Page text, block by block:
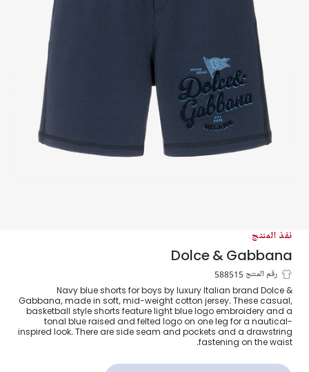
نفذ المنتج
Dolce & Gabbana
شورت قطن جيرسي لون كحلي للأولاد
رقم المنتج 588515
Navy blue shorts for boys by luxury Italian brand Dolce &
Gabbana, made in soft, mid-weight cotton jersey. These casual,
basketball style shorts feature light blue logo embroidery and a
tonal blue raised and felted logo on one leg for a nautical-
inspired look. There are side seam and pockets and a drawstring
fastening on the waist.